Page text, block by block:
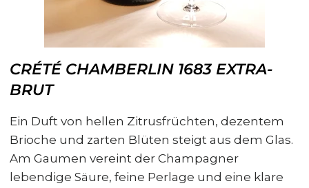
CRÉTÉ CHAMBERLIN 1683 EXTRA-
BRUT
Ein Duft von hellen Zitrusfrüchten, dezentem
Brioche und zarten Blüten steigt aus dem Glas.
Am Gaumen vereint der Champagner
lebendige Säure, feine Perlage und eine klare